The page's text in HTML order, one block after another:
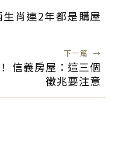
肖連2年都是購屋
下一篇 →
信義房屋：這三個
徵兆要注意